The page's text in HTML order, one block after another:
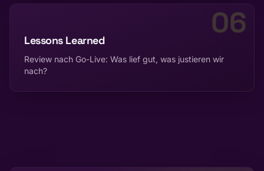
06
Lessons Learned
Review nach Go-Live: Was lief gut, was justieren wir
nach?